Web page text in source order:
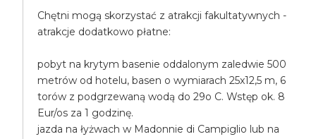
Chętni mogą skorzystać z atrakcji fakultatywnych -
atrakcje dodatkowo płatne:
pobyt na krytym basenie oddalonym zaledwie 500
metrów od hotelu, basen o wymiarach 25x12,5 m, 6
torów z podgrzewaną wodą do 29o C. Wstęp ok. 8
Eur/os za 1 godzinę.
jazda na łyżwach w Madonnie di Campiglio lub na